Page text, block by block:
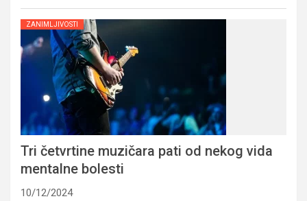
ZANIMLJIVOSTI
Tri četvrtine muzičara pati od nekog vida
mentalne bolesti
10/12/2024